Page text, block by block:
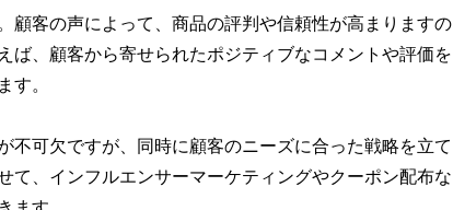
顧客の声によって、商品の評判や信頼性が高まりますの
ば、顧客から寄せられたポジティブなコメントや評価を
す。
不可欠ですが、同時に顧客のニーズに合った戦略を立て
て、インフルエンサーマーケティングやクーポン配布な